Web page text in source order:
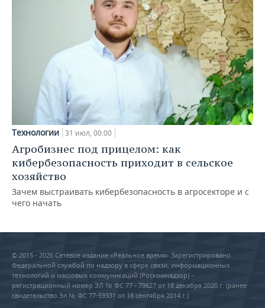
Технологии 31 июл, 00:00
Агробизнес под прицелом: как
кибербезопасность приходит в сельское
хозяйство
Зачем выстраивать кибербезопасность в агросекторе и с
чего начать
© 2015 - 2026 Сетевое издание «Реальное время» Зарегистрировано
Федеральной службой по надзору в сфере связи, информационных
технологий и массовых коммуникаций (Роскомнадзор) –
регистрационный номер ЭЛ № ФС 77 - 79627 от 18 декабря 2020 г. (ранее
свидетельство Эл № ФС 77-59331 от 18 сентября 2014 г.)